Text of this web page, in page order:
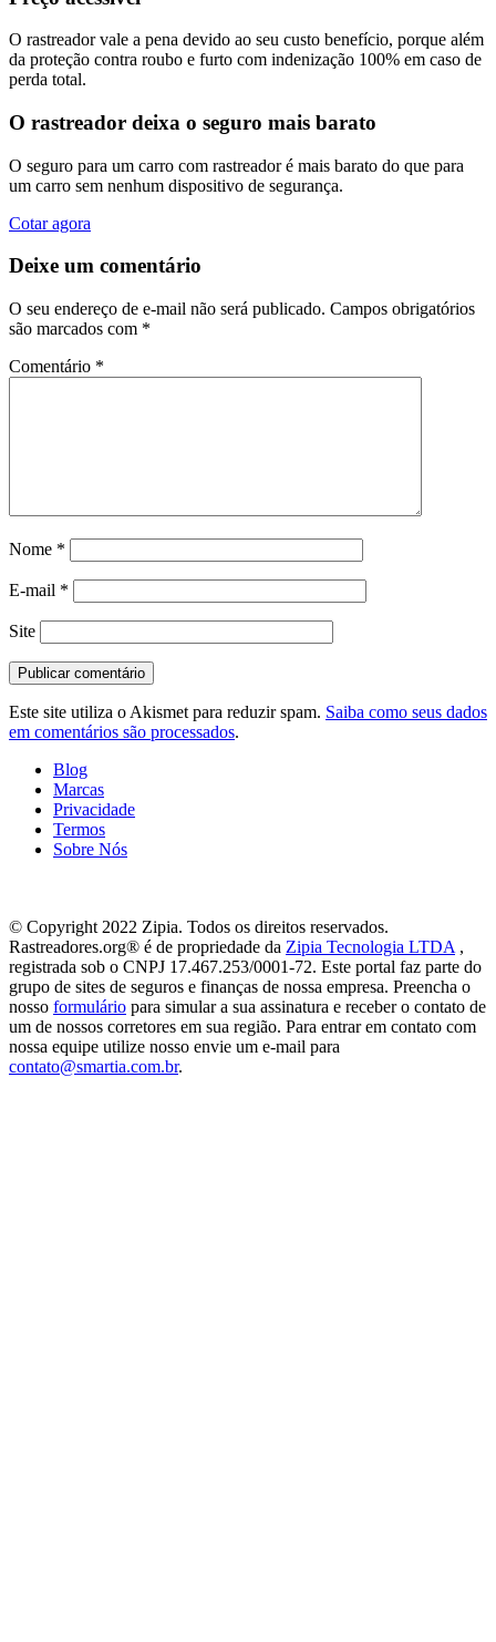
O rastreador vale a pena devido ao seu custo benefício, porque além
da proteção contra roubo e furto com indenização 100% em caso de
perda total.
O rastreador deixa o seguro mais barato
O seguro para um carro com rastreador é mais barato do que para
um carro sem nenhum dispositivo de segurança.
Cotar agora
Deixe um comentário
O seu endereço de e-mail não será publicado. Campos obrigatórios
são marcados com *
Comentário *
Nome *
E-mail *
Site
Este site utiliza o Akismet para reduzir spam. Saiba como seus dados
em comentários são processados.
Blog
Marcas
Privacidade
Termos
Sobre Nós
© Copyright 2022 Zipia. Todos os direitos reservados.
Rastreadores.org® é de propriedade da Zipia Tecnologia LTDA ,
registrada sob o CNPJ 17.467.253/0001-72. Este portal faz parte do
grupo de sites de seguros e finanças de nossa empresa. Preencha o
nosso formulário para simular a sua assinatura e receber o contato de
um de nossos corretores em sua região. Para entrar em contato com
nossa equipe utilize nosso envie um e-mail para
contato@smartia.com.br.